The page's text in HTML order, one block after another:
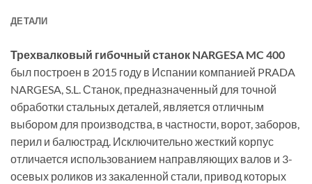
ДЕТАЛИ
Трехвалковый гибочный станок NARGESA MC 400
был построен в 2015 году в Испании компанией PRADA
NARGESA, S.L. Станок, предназначенный для точной
обработки стальных деталей, является отличным
выбором для производства, в частности, ворот, заборов,
перил и балюстрад. Исключительно жесткий корпус
отличается использованием направляющих валов и 3-
осевых роликов из закаленной стали, привод которых